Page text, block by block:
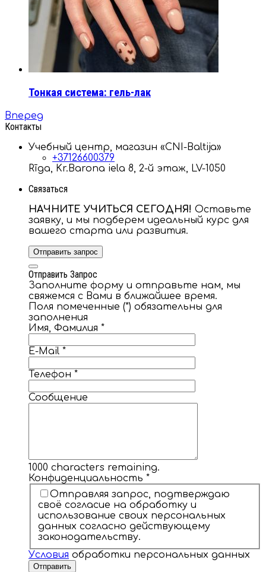
Тонкая система: гель-лак
Вперед
Контакты
Учебный центр, магазин «CNI-Baltija»
+37126600379
Rīga, Kr.Barona iela 8, 2-й этаж, LV-1050
Связаться
НАЧНИТЕ УЧИТЬСЯ СЕГОДНЯ! Оставьте
заявку, и мы подберем идеальный курс для
вашего старта или развития.
Отправить запрос
Отправить Запрос
Заполните форму и отправьте нам, мы
свяжемся с Вами в ближайшее время.
Поля помеченные (*) обязательны для
заполнения
Имя, Фамилия *
E-Mail *
Телефон *
Сообщение
1000 characters remaining.
Конфиденциальность *
Отправляя запрос, подтверждаю
своё согласие на обработку и
использование своих персональных
данных согласно действующему
законодательству.
Условия обработки персональных данных
Отправить